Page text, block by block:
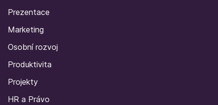
Prezentace
Marketing
Osobní rozvoj
Produktivita
Projekty
HR a Právo